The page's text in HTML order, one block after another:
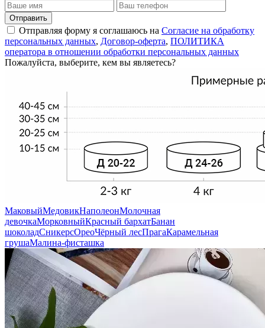
Отправить
Отправляя форму я соглашаюсь на Согласие на обработку
персональных данных, Договор-оферта, ПОЛИТИКА
оператора в отношении обработки персональных данных
Пожалуйста, выберите, кем вы являетесь?
МаковыйМедовикНаполеонМолочная
девочкаМорковныйКрасный бархатБанан
шоколадСникерсОреоЧёрный лесПрагаКарамельная
грушаМалина-фисташка